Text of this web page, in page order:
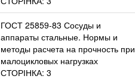
ГОСТ 25859-83 Сосуды и
аппараты стальные. Нормы и
методы расчета на прочность при
малоцикловых нагрузках
СТОРІНКА: 3